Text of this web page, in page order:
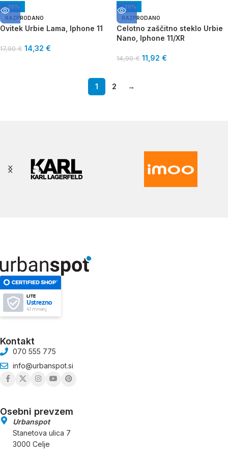
-20%
RAZPRODANO
Ovitek Urbie Lama, Iphone 11
17,90€ 14,32 €
-20%
RAZPRODANO
Celotno zaščitno steklo Urbie
Nano, Iphone 11/XR
14,90€ 11,92 €
1 2 →
LITE
Ustrezno
41 mnenj
Kontakt
070 555 775
info@urbanspot.si
Osebni prevzem
Urbanspot
Stanetova ulica 7
3000 Celje